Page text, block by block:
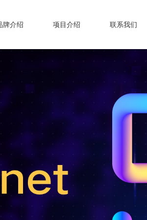
牌介绍 项目介绍 联系我们